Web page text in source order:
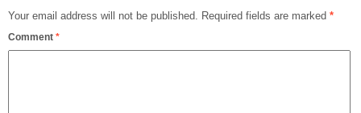
Your email address will not be published. Required fields are marked *
Comment *